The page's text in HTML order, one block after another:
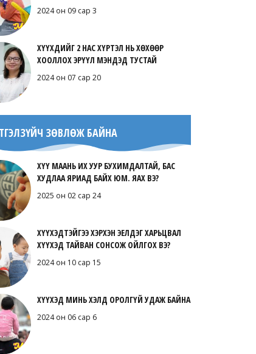
2024 он 09 сар 3
ХҮҮХДИЙГ 2 НАС ХҮРТЭЛ НЬ ХӨХӨӨР
ХООЛЛОХ ЭРҮҮЛ МЭНДЭД ТУСТАЙ
2024 он 07 сар 20
ЗӨВЛӨЖ БАЙНА
ХҮҮ МААНЬ ИХ УУР БУХИМДАЛТАЙ, БАС
ХУДЛАА ЯРИАД БАЙХ ЮМ. ЯАХ ВЭ?
2025 он 02 сар 24
ХҮҮХЭДТЭЙГЭЭ ХЭРХЭН ЭЕЛДЭГ ХАРЬЦВАЛ
ХҮҮХЭД ТАЙВАН СОНСОЖ ОЙЛГОХ ВЭ?
2024 он 10 сар 15
ХҮҮХЭД МИНЬ ХЭЛД ОРОЛГҮЙ УДАЖ БАЙНА
2024 он 06 сар 6